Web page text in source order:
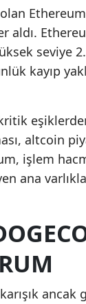
aldı.
seviye
kayıp
altcoin
işlem
ana
ancak